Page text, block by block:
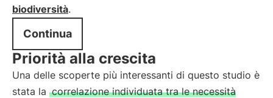
biodiversità.
Continua
Priorità alla crescita
Una delle scoperte più interessanti di questo studio è
stata la correlazione individuata tra le necessità